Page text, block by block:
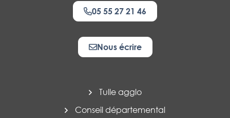
05 55 27 21 46
Nous écrire
Tulle agglo
Conseil départemental